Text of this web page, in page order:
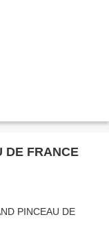
DE FRANCE